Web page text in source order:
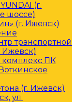
(г.
шоссе)
(г. Ижевск)
транспортной
Ижевск)
ПК
(г. Ижевск)
ул.